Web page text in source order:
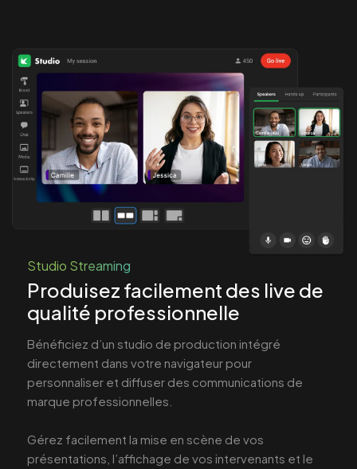
Studio Streaming
Produisez facilement des live de
qualité professionnelle
Bénéficiez d’un studio de production intégré
directement dans votre navigateur pour
personnaliser et diffuser des communications de
marque professionnelles.
Gérez facilement la mise en scène de vos
présentations, l’affichage de vos intervenants et le